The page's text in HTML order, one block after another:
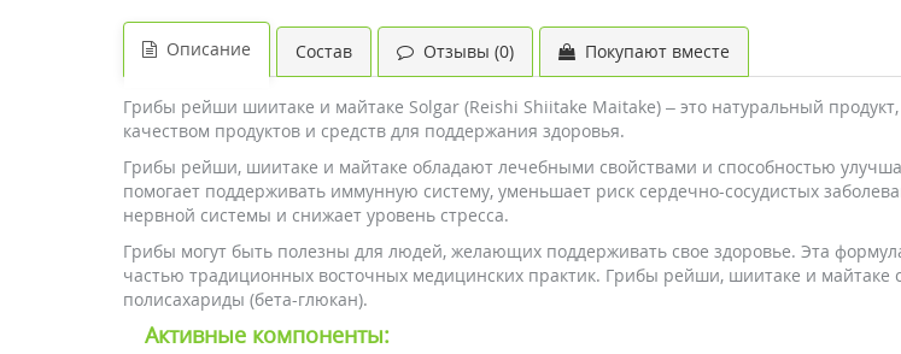
Описание Состав Отзывы (0) Покупают вместе
Грибы рейши шиитаке и майтаке Solgar (Reishi Shiitake Maitake) – это натуральный
качеством продуктов и средств для поддержания здоровья.
Грибы рейши, шиитаке и майтаке обладают лечебными свойствами и способностью
помогает поддерживать иммунную систему, уменьшает риск сердечно-сосудистых
нервной системы и снижает уровень стресса.
Грибы могут быть полезны для людей, желающих поддерживать свое здоровье. Эта
частью традиционных восточных медицинских практик. Грибы рейши, шиитаке и майтаке
полисахариды (бета-глюкан).
Активные компоненты: